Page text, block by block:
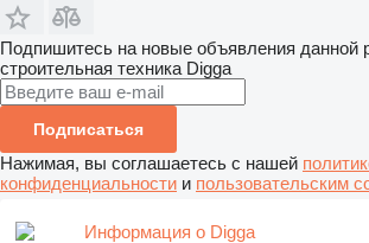
Подпишитесь на новые объявления данной
строительная техника Digga
Подписаться
Нажимая, вы соглашаетесь с нашей
конфиденциальности и пользовательским
Информация о Digga